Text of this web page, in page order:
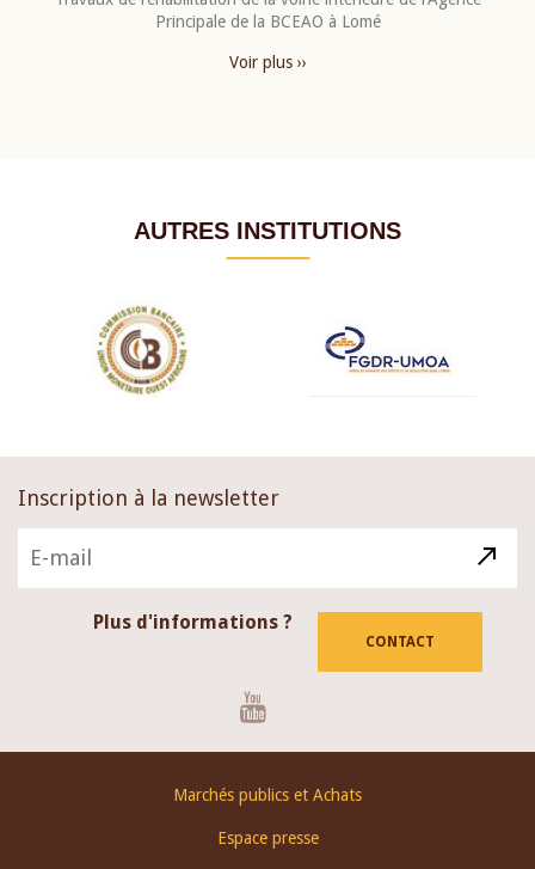
Principale de la BCEAO à Lomé
Voir plus ››
AUTRES INSTITUTIONS
Inscription à la newsletter
Plus d'informations ?
CONTACT
Marchés publics et Achats
Espace presse